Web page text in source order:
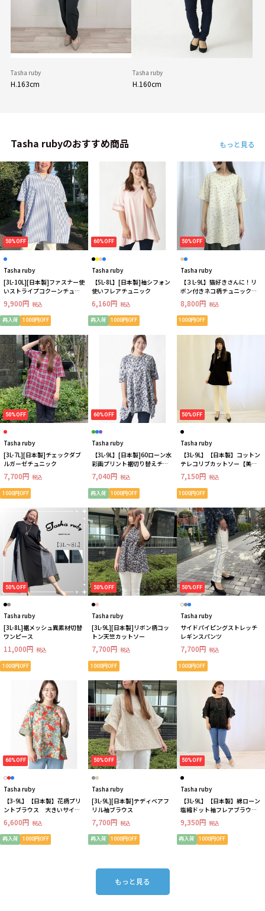
Tasha ruby
H.163cm
Tasha ruby
H.160cm
Tasha rubyのおすすめ商品 もっと見る
50%OFF
Tasha ruby
[3L-10L][日本製]ファスナー使
いストライプコクーンチュニ
ック
9,900円 税込
再入荷 1000円OFF
60%OFF
Tasha ruby
【5L-8L】[日本製]袖シフォン
使いフレアチュニック
6,160円 税込
再入荷 1000円OFF
50%OFF
Tasha ruby
【３L-9L】猫好きさんに！リ
ボン付きネコ柄チュニック
【日本製・体型カバー・綿
100％】
8,800円 税込
1000円OFF
50%OFF
Tasha ruby
[3L-7L][日本製]チェックダブ
ルガーゼチュニック
7,700円 税込
1000円OFF
60%OFF
Tasha ruby
【3L-9L】[日本製]60ローン水
彩画プリント裾切り替えチュ
ニック
7,040円 税込
再入荷 1000円OFF
50%OFF
Tasha ruby
【3L-9L】【日本製】コットン
テレコリブカットソー【美シ
ルエット】
7,150円 税込
1000円OFF
50%OFF
Tasha ruby
[3L-8L]裾メッシュ異素材切替
ワンピース
11,000円 税込
1000円OFF
50%OFF
Tasha ruby
[3L-9L][日本製]リボン柄コッ
トン天竺カットソー
7,700円 税込
1000円OFF
50%OFF
Tasha ruby
サイドパイピングストレッチ
レギンスパンツ
7,700円 税込
1000円OFF
60%OFF
Tasha ruby
【3-9L】【日本製】花柄プリ
ントブラウス 大きいサイズ
レディース
6,600円 税込
再入荷 1000円OFF
50%OFF
Tasha ruby
[3L-9L][日本製]テディベアフ
リル袖ブラウス
7,700円 税込
再入荷 1000円OFF
50%OFF
Tasha ruby
【3L-9L】【日本製】綿ローン
塩縮ドット袖フレアブラウス
【美シルエット】
9,350円 税込
再入荷 1000円OFF
もっと見る